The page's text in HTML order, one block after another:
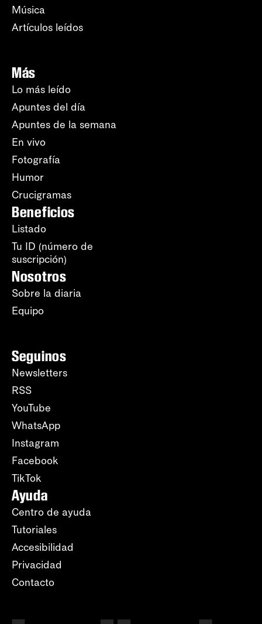
Música
Artículos leídos
Más
Lo más leído
Apuntes del día
Apuntes de la semana
En vivo
Fotografía
Humor
Crucigramas
Beneficios
Listado
Tu ID (número de
suscripción)
Nosotros
Sobre la diaria
Equipo
Seguinos
Newsletters
RSS
YouTube
WhatsApp
Instagram
Facebook
TikTok
Ayuda
Centro de ayuda
Tutoriales
Accesibilidad
Privacidad
Contacto